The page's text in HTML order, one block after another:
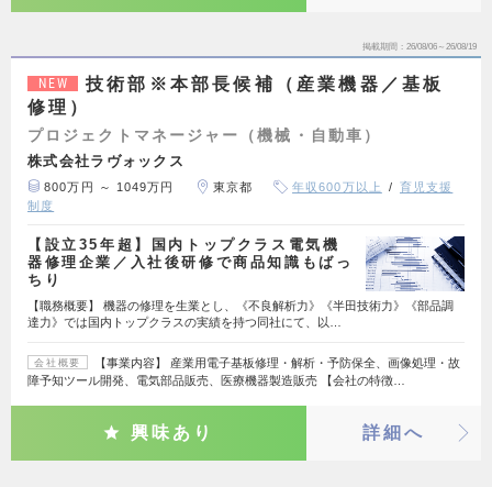
掲載期間 26/08/06～26/08/19
NEW
技術部※本部長候補（産業機器／基板
修理）
プロジェクトマネージャー（機械・自動車）
株式会社ラヴォックス
800万円 ～ 1049万円 東京都 年収600万以上
育児支援
制度
【設立35年超】国内トップクラス電気機
器修理企業／入社後研修で商品知識もばっ
ちり
【職務概要】 機器の修理を生業とし、《不良解析力》《半田技術力》《部品調
達力》では国内トップクラスの実績を持つ同社にて、以…
会社概要
【事業内容】 産業用電子基板修理・解析・予防保全、画像処理・故
障予知ツール開発、電気部品販売、医療機器製造販売 【会社の特徴…
興味あり 詳細へ